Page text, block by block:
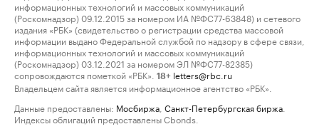
информационных технологий и массовых коммуникаций
(Роскомнадзор) 09.12.2015 за номером ИА №ФС77-63848) и сетевого
издания «РБК» (свидетельство о регистрации средства массовой
информации выдано Федеральной службой по надзору в сфере связи,
информационных технологий и массовых коммуникаций
(Роскомнадзор) 03.12.2021 за номером ЭЛ №ФС77-82385)
сопровождаются пометкой «РБК».
18+ letters@rbc.ru
Владельцем сайта является информационное агентство «РБК».
Данные предоставлены: Мосбиржа Санкт-Петербургская биржа
Индексы облигаций предоставлены Cbonds.